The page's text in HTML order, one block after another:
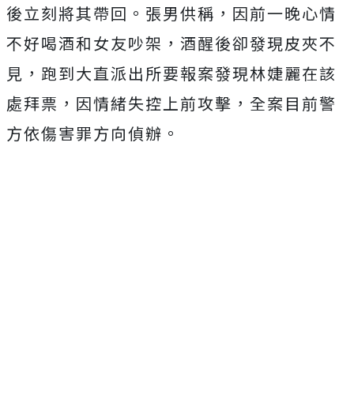
後立刻將其帶回。張男供稱，因前一晚心情
不好喝酒和女友吵架，酒醒後卻發現皮夾不
見，跑到大直派出所要報案發現林婕麗在該
處拜票，因情緒失控上前攻擊，全案目前警
方依傷害罪方向偵辦。